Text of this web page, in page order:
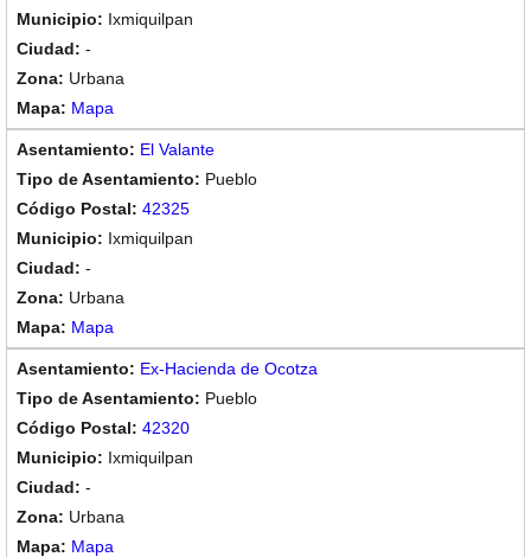
Ixmiquilpan
-
Urbana
Mapa
El Valante
Pueblo
42325
Ixmiquilpan
-
Urbana
Mapa
Ex-Hacienda de Ocotza
Pueblo
42320
Ixmiquilpan
-
Urbana
Mapa